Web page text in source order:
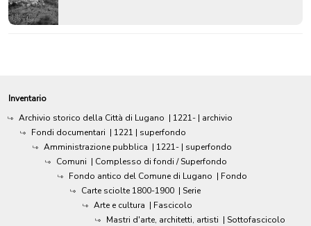
Inventario
Archivio storico della Città di Lugano | 1221- | archivio
Fondi documentari | 1221 | superfondo
Amministrazione pubblica | 1221- | superfondo
Comuni | Complesso di fondi / Superfondo
Fondo antico del Comune di Lugano | Fondo
Carte sciolte 1800-1900 | Serie
Arte e cultura | Fascicolo
Mastri d'arte, architetti, artisti | Sottofascicolo